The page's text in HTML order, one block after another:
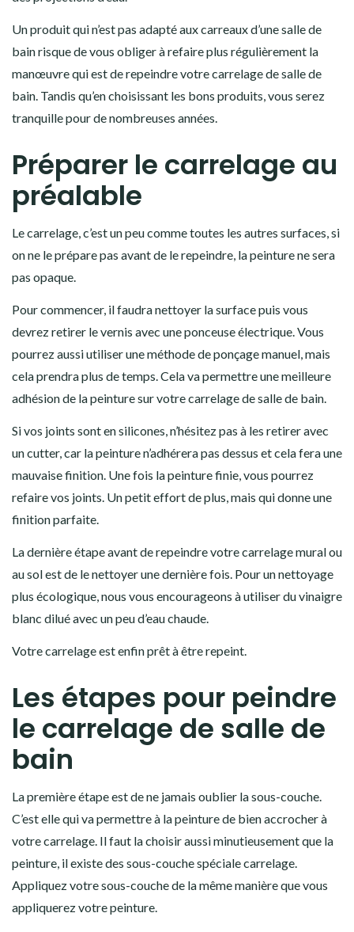
Un produit qui n’est pas adapté aux carreaux d’une salle de
bain risque de vous obliger à refaire plus régulièrement la
manœuvre qui est de repeindre votre carrelage de salle de
bain. Tandis qu’en choisissant les bons produits, vous serez
tranquille pour de nombreuses années.
Préparer le carrelage au
préalable
Le carrelage, c’est un peu comme toutes les autres surfaces, si
on ne le prépare pas avant de le repeindre, la peinture ne sera
pas opaque.
Pour commencer, il faudra nettoyer la surface puis vous
devrez retirer le vernis avec une ponceuse électrique. Vous
pourrez aussi utiliser une méthode de ponçage manuel, mais
cela prendra plus de temps. Cela va permettre une meilleure
adhésion de la peinture sur votre carrelage de salle de bain.
Si vos joints sont en silicones, n’hésitez pas à les retirer avec
un cutter, car la peinture n’adhérera pas dessus et cela fera une
mauvaise finition. Une fois la peinture finie, vous pourrez
refaire vos joints. Un petit effort de plus, mais qui donne une
finition parfaite.
La dernière étape avant de repeindre votre carrelage mural ou
au sol est de le nettoyer une dernière fois. Pour un nettoyage
plus écologique, nous vous encourageons à utiliser du vinaigre
blanc dilué avec un peu d’eau chaude.
Votre carrelage est enfin prêt à être repeint.
Les étapes pour peindre
le carrelage de salle de
bain
La première étape est de ne jamais oublier la sous-couche.
C’est elle qui va permettre à la peinture de bien accrocher à
votre carrelage. Il faut la choisir aussi minutieusement que la
peinture, il existe des sous-couche spéciale carrelage.
Appliquez votre sous-couche de la même manière que vous
appliquerez votre peinture.